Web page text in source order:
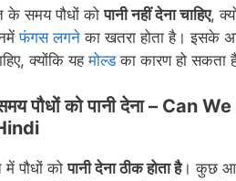
के समय पौधों कोपानी नहीं देना चाहिए,
फंगस लगने का खतरा होता है। इसके
क्योंकि यहमोल्डका कारण हो सकता
पौधों को पानी देना – Can
में पौधों कोपानी देना ठीक होता है। कुछ